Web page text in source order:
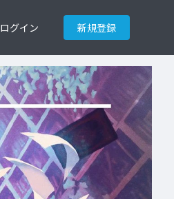
ログイン 新規登録